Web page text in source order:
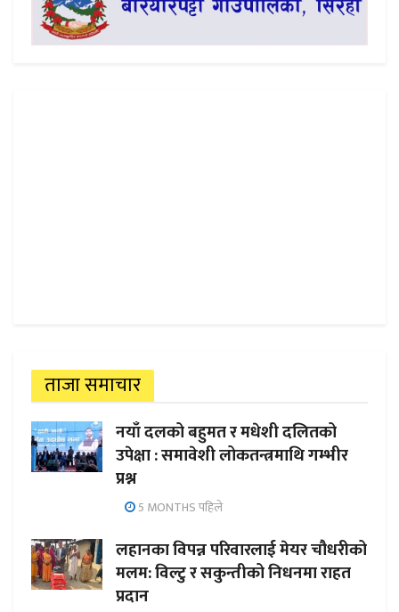
ताजा समाचार
नयाँ दलको बहुमत र मधेशी दलितको
उपेक्षा : समावेशी लोकतन्त्रमाथि गम्भीर
प्रश्न
5 MONTHS पहिले
लहानका विपन्न परिवारलाई मेयर चौधरीको
मलम: विल्टु र सकुन्तीको निधनमा राहत
प्रदान